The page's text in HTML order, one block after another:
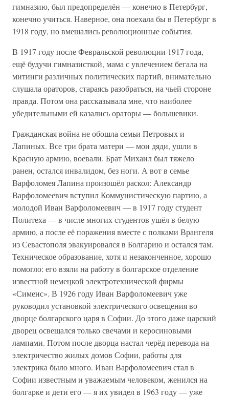
гимназию, был предопределён — конечно в Петербург,
конечно учиться. Наверное, она поехала бы в Петербург в
1918 году, но вмешались революционные события.
В 1917 году после Февральской революции 1917 года,
ещё будучи гимназисткой, мама с увлечением бегала на
митинги различных политических партий, внимательно
слушала ораторов, стараясь разобраться, на чьей стороне
правда. Потом она рассказывала мне, что наиболее
убедительными ей казались ораторы — большевики.
Гражданская война не обошла семьи Петровых и
Лапиных. Все три брата матери — мои дяди, ушли в
Красную армию, воевали. Брат Михаил был тяжело
ранен, остался инвалидом, без ноги. А вот в семье
Варфоломея Лапина произошёл раскол: Александр
Варфоломеевич вступил Коммунистическую партию, а
молодой Иван Варфоломеевич — в 1917 году студент
Политеха — в числе многих студентов ушёл в белую
армию, а после её поражения вместе с полками Врангеля
из Севастополя эвакуировался в Болгарию и остался там.
Техническое образование, хотя и незаконченное, хорошо
помогло: его взяли на работу в болгарское отделение
известной немецкой электротехнической фирмы
«Сименс». В 1926 году Иван Варфоломеевич уже
руководил установкой электрического освещения во
дворце болгарского царя в Софии. До этого даже царский
дворец освещался только свечами и керосиновыми
лампами. Потом после дворца настал черёд перевода на
электричество жилых домов Софии, работы для
электрика было много. Иван Варфоломеевич стал в
Софии известным и уважаемым человеком, женился на
болгарке и дети его — я их увидел в 1963 году — уже